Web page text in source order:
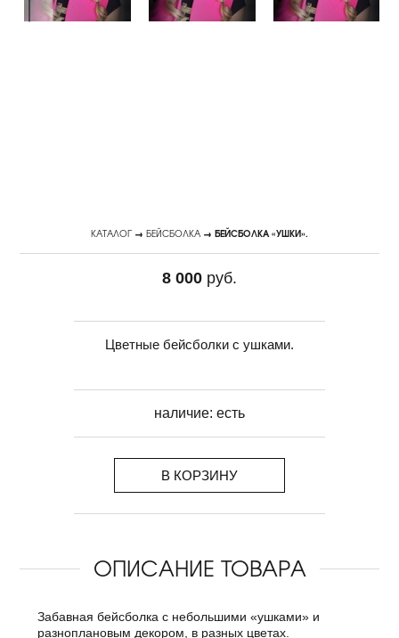
КАТАЛОГ → БЕЙСБОЛКА → БЕЙСБОЛКА «УШКИ».
Цветные бейсболки с ушками.
наличие: есть
8 000руб.
В КОРЗИНУ
ОПИСАНИЕ ТОВАРА
Забавная бейсболка с небольшими «ушками» и
разноплановым декором, в разных цветах.